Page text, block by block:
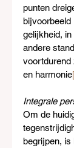
punten
bijvoorbeeld
gelijkheid,
andere
voortdurend
en harmonie
Integrale
Om de
begrijpen, is